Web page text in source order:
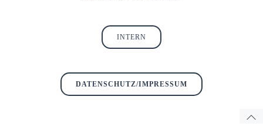
INTERN
DATENSCHUTZ/IMPRESSUM